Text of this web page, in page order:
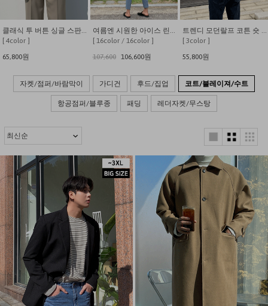
클래식 투 버튼 싱글 스판 자켓
[ 4color ]
65,800원
여름엔 시원한 아이스 린넨 수트 세트
[ 16color / 16color ]
107,600 106,600원
트렌디 모던랄프 코튼 숏 야상 자켓
[ 3color ]
55,800원
자켓/점퍼/바람막이 가디건 후드/집업 코트/블레이져/수트
항공점퍼/블루종 패딩 레더자켓/무스탕